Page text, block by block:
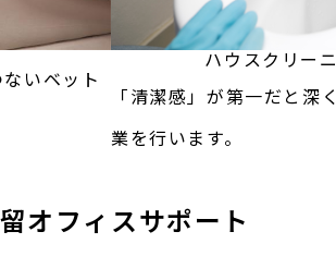
いベット
ハウスクリー
「清潔感」が第一だと深
業を行います。
オフィスサポート